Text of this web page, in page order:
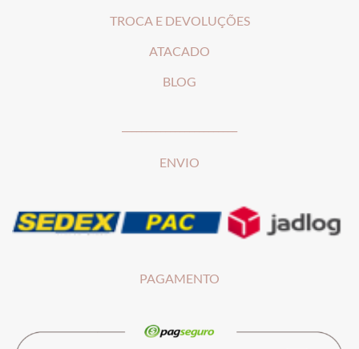
TROCA E DEVOLUÇÕES
ATACADO
BLOG
ENVIO
PAGAMENTO